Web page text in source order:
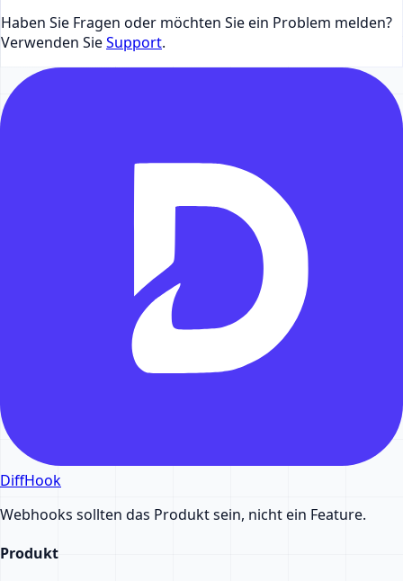
Haben Sie Fragen oder möchten Sie ein Problem melden?
Verwenden SieSupport.
DiffHook
Webhooks sollten das Produkt sein, nicht ein Feature.
Produkt